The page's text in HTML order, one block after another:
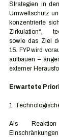
Strategien in
Umweltschutz
konzentrierte
Zirkulation“,
sowie das Ziel
15. FYP wird
aufbauen –
externer
Erwartete
1.
Als Reaktion